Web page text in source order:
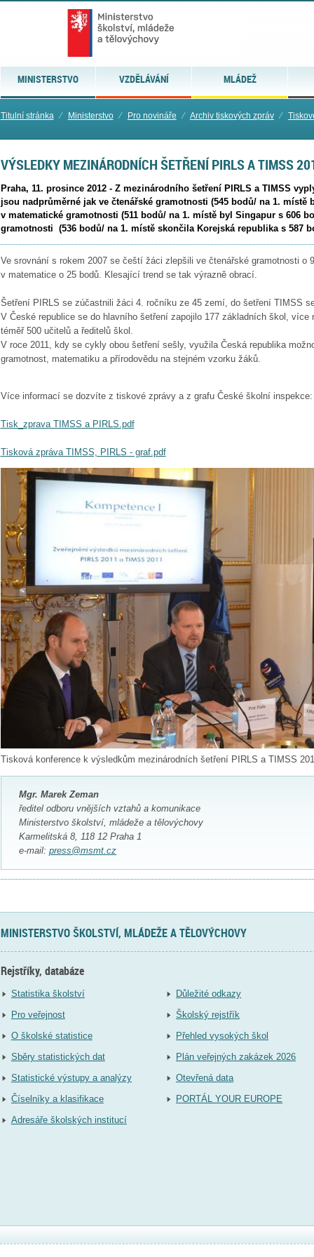
MINISTERSTVO VZDĚLÁVÁNÍ MLÁDEŽ
Titulní stránka ⁄ Ministerstvo ⁄ Pro novináře ⁄ Archiv tiskových zpráv ⁄
VÝSLEDKY MEZINÁRODNÍCH ŠETŘENÍ PIRLS A TIMSS
Praha, 11. prosince 2012 - Z mezinárodního šetření PIRLS a TIMSS
jsou nadprůměrné jak ve čtenářské gramotnosti (545 bodů/ na 1. místě
v matematické gramotnosti (511 bodů/ na 1. místě byl Singapur s 606
gramotnosti (536 bodů/ na 1. místě skončila Korejská republika s
Ve srovnání s rokem 2007 se čeští žáci zlepšili ve čtenářské gramotnosti o
v matematice o 25 bodů. Klesající trend se tak výrazně obrací.
Šetření PIRLS se zúčastnili žáci 4. ročníku ze 45 zemí, do šetření TIMSS
V České republice se do hlavního šetření zapojilo 177 základních škol, více
téměř 500 učitelů a ředitelů škol.
V roce 2011, kdy se cykly obou šetření sešly, využila Česká republika
gramotnost, matematiku a přírodovědu na stejném vzorku žáků.
Více informací se dozvíte z tiskové zprávy a z grafu České školní inspekce:
Tisk_zprava TIMSS a PIRLS.pdf
Tisková zpráva TIMSS, PIRLS - graf.pdf
Tisková konference k výsledkům mezinárodních šetření PIRLS a TIMSS
Mgr. Marek Zeman
ředitel odboru vnějších vztahů a komunikace
Ministerstvo školství, mládeže a tělovýchovy
Karmelitská 8, 118 12 Praha 1
e-mail:press@msmt.cz
MINISTERSTVO ŠKOLSTVÍ, MLÁDEŽE A TĚLOVÝCHOVY
Rejstříky, databáze
Statistika školství
Pro veřejnost
O školské statistice
Sběry statistických dat
Statistické výstupy a analýzy
Číselníky a klasifikace
Adresáře školských institucí
Důležité odkazy
Školský rejstřík
Přehled vysokých škol
Plán veřejných zakázek 2026
Otevřená data
PORTÁL YOUR EUROPE